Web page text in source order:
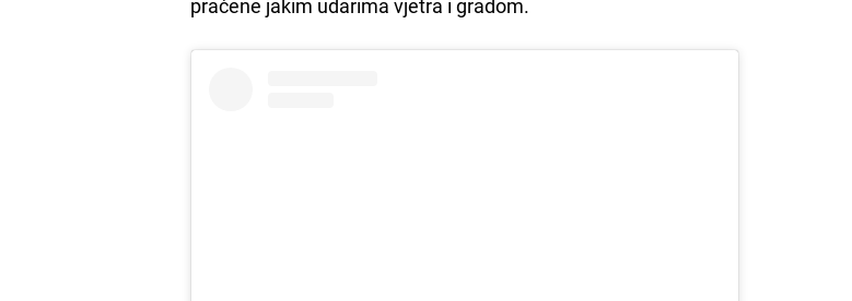
praćene jakim udarima vjetra i gradom.